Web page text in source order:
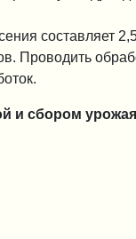
составляет
Проводить
и сбором урожая